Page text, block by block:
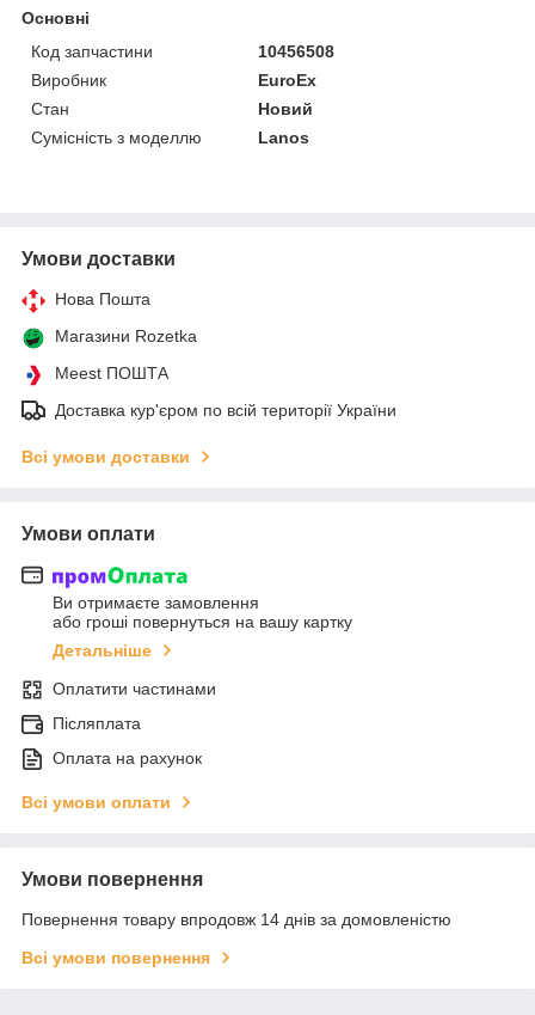
Основні
Код запчастини
10456508
Виробник
EuroEx
Стан
Новий
Сумісність з моделлю
Lanos
Умови доставки
Нова Пошта
Магазини Rozetka
Meest ПОШТА
Доставка кур'єром по всій території України
Всі умови доставки
Умови оплати
Ви отримаєте замовлення
або гроші повернуться на вашу картку
Детальніше
Оплатити частинами
Післяплата
Оплата на рахунок
Всі умови оплати
Умови повернення
Повернення товару впродовж 14 днів за домовленістю
Всі умови повернення